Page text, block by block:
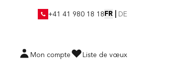
+41 41 980 18 18 FR DE
Mon compte Liste de vœux